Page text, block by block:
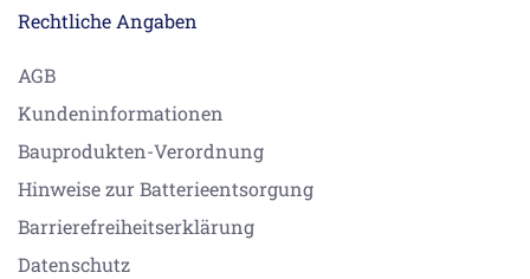
Rechtliche Angaben
AGB
Kundeninformationen
Bauprodukten-Verordnung
Hinweise zur Batterieentsorgung
Barrierefreiheitserklärung
Datenschutz